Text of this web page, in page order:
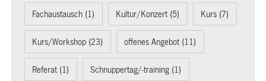
Fachaustausch (1) Kultur/Konzert (5) Kurs (7)
Kurs/Workshop (23) offenes Angebot (11)
Referat (1) Schnuppertag/-training (1)